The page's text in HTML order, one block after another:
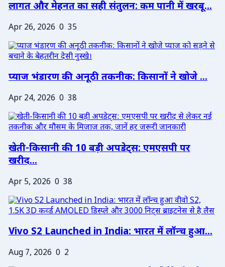
लागत और मेहनत का सही संतुलन: कम पानी में खरबू...
Apr 26, 2026 0 35
प्याज भंडारण की अनूठी तकनीक: किसानों ने खोजे ...
Apr 24, 2026 0 38
खेती-किसानी की 10 बड़ी अपडेट्स: एमएसपी पर
खरीद...
Apr 5, 2026 0 38
Vivo S2 Launched in India: भारत में लॉन्च हुआ...
Aug 7, 2026 0 2